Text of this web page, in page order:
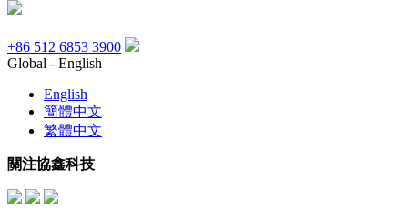
+86 512 6853 3900
Global - English
English
簡體中文
繁體中文
關注協鑫科技